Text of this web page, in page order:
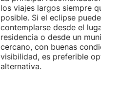
los viajes largos siempre que sea
posible. Si el eclipse puede
contemplarse desde el lugar de
residencia o desde un municipio
cercano, con buenas condiciones de
visibilidad, es preferible optar por
alternativa.